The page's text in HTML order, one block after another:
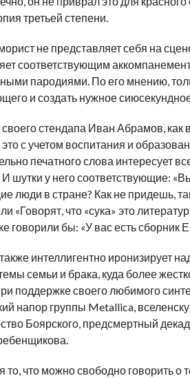
третьей степени.
не представляет себя на
соответствующим
пародиями. По его мнению,
и создать нужное
стендапа Иван Абрамов, как
это с учетом воспитания и
печатного слова интересует
И шутки у него соответствующие:
люди в стране? Как не придешь,
«Говорят, что «сука» это
говорили бы: «У вас есть сборник
интеллигентно иронизирует
семьи и брака, куда более
поддержке своего любимого
напор группы Metallica,
Боярского, предсмертный
то, что можно свободно говорить о